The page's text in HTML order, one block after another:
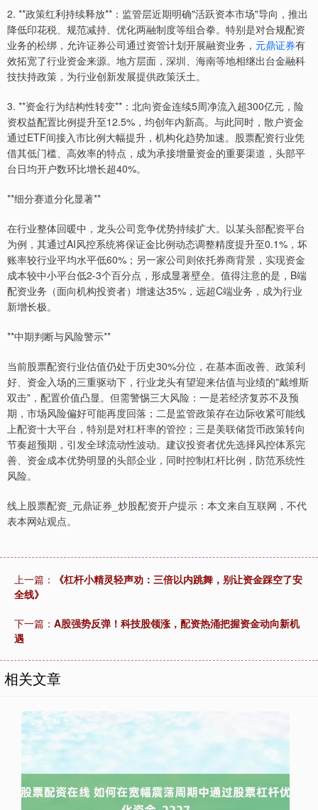
2. **政策红利持续释放**：监管层近期明确"活跃资本市场"导向，推出
降低印花税、规范减持、优化两融制度等组合拳。特别是对合规配资
业务的松绑，允许证券公司通过资管计划开展融资业务， 元鼎证券有
效拓宽了行业资金来源。地方层面，深圳、海南等地相继出台金融科
技扶持政策，为行业创新发展提供政策沃土。
3. **资金行为结构性转变**：北向资金连续5周净流入超300亿元，险
资权益配置比例提升至12.5%，均创年内新高。与此同时，散户资金
通过ETF间接入市比例大幅提升，机构化趋势加速。股票配资行业凭
借其低门槛、高效率的特点，成为承接增量资金的重要渠道，头部平
台日均开户数环比增长超40%。
**细分赛道分化显著**
在行业整体回暖中，龙头公司竞争优势持续扩大。以某头部配资平台
为例，其通过AI风控系统将保证金比例动态调整精度提升至0.1%，坏
账率较行业平均水平低60%；另一家公司则依托券商背景，实现资金
成本较中小平台低2-3个百分点，形成显著壁垒。值得注意的是，B端
配资业务（面向机构投资者）增速达35%，远超C端业务，成为行业
新增长极。
**中期判断与风险警示**
当前股票配资行业估值仍处于历史30%分位，在基本面改善、政策利
好、资金入场的三重驱动下，行业龙头有望迎来估值与业绩的"戴维斯
双击"，配置价值凸显。但需警惕三大风险：一是若经济复苏不及预
期，市场风险偏好可能再度回落；二是监管政策存在边际收紧可能线
上配资十大平台，特别是对杠杆率的管控；三是美联储货币政策转向
节奏超预期，引发全球流动性波动。建议投资者优先选择风控体系完
善、资金成本优势明显的头部企业，同时控制杠杆比例，防范系统性
风险。
线上股票配资_元鼎证券_炒股配资开户提示：本文来自互联网，不代
表本网站观点。
上一篇：
《杠杆小精灵轻声劝：三倍以内跳舞，别让资金踩空了安
全线》
下一篇： A股强势反弹！科技股领涨，配资热涌把握资金动向新机
遇
相关文章